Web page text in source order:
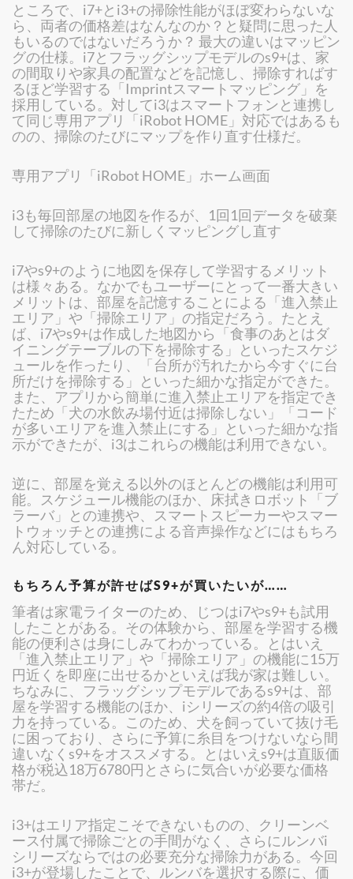
ところで、i7+とi3+の掃除性能がほぼ変わらないな
ら、両者の価格差はなんなのか？と疑問に思った人
もいるのではないだろうか？ 最大の違いはマッピン
グの仕様。i7とフラッグシップモデルのs9+は、家
の間取りや家具の配置などを記憶し、掃除すればす
るほど学習する「Imprintスマートマッピング」を
採用している。対してi3はスマートフォンと連携し
て同じ専用アプリ「iRobot HOME」対応ではあるも
のの、掃除のたびにマップを作り直す仕様だ。
専用アプリ「iRobot HOME」ホーム画面
i3も毎回部屋の地図を作るが、1回1回データを破棄
して掃除のたびに新しくマッピングし直す
i7やs9+のように地図を保存して学習するメリット
は様々ある。なかでもユーザーにとって一番大きい
メリットは、部屋を記憶することによる「進入禁止
エリア」や「掃除エリア」の指定だろう。たとえ
ば、i7やs9+は作成した地図から「食事のあとはダ
イニングテーブルの下を掃除する」といったスケジ
ュールを作ったり、「台所が汚れたから今すぐに台
所だけを掃除する」といった細かな指定ができた。
また、アプリから簡単に進入禁止エリアを指定でき
たため「犬の水飲み場付近は掃除しない」「コード
が多いエリアを進入禁止にする」といった細かな指
示ができたが、i3はこれらの機能は利用できない。
逆に、部屋を覚える以外のほとんどの機能は利用可
能。スケジュール機能のほか、床拭きロボット「ブ
ラーバ」との連携や、スマートスピーカーやスマー
トウォッチとの連携による音声操作などにはもちろ
ん対応している。
もちろん予算が許せばS9+が買いたいが……
筆者は家電ライターのため、じつはi7やs9+も試用
したことがある。その体験から、部屋を学習する機
能の便利さは身にしみてわかっている。とはいえ
「進入禁止エリア」や「掃除エリア」の機能に15万
円近くを即座に出せるかといえば我が家は難しい。
ちなみに、フラッグシップモデルであるs9+は、部
屋を学習する機能のほか、iシリーズの約4倍の吸引
力を持っている。このため、犬を飼っていて抜け毛
に困っており、さらに予算に糸目をつけないなら間
違いなくs9+をオススメする。とはいえs9+は直販価
格が税込18万6780円とさらに気合いが必要な価格
帯だ。
i3+はエリア指定こそできないものの、クリーンベ
ース付属で掃除ごとの手間がなく、さらにルンバi
シリーズならではの必要充分な掃除力がある。今回
i3+が登場したことで、ルンバを選択する際に、価